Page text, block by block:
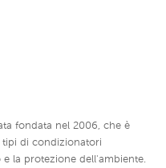
fondata nel 2006, che è
di condizionatori
la protezione dell'ambiente.